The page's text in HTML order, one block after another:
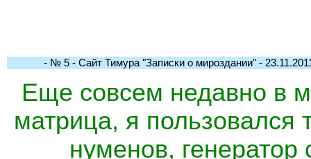
- № 5 - Сайт Тимура "Записки о мироздании" -
Еще совсем недавно в
матрица, я
нуменов, генератор